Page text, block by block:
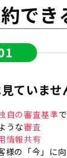
でき
ていませ
自の審査基準
うな審査
情報共有
様の「今」に向